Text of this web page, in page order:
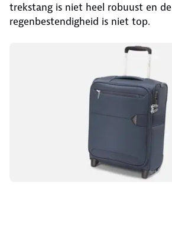
trekstang is niet heel robuust en de
regenbestendigheid is niet top.